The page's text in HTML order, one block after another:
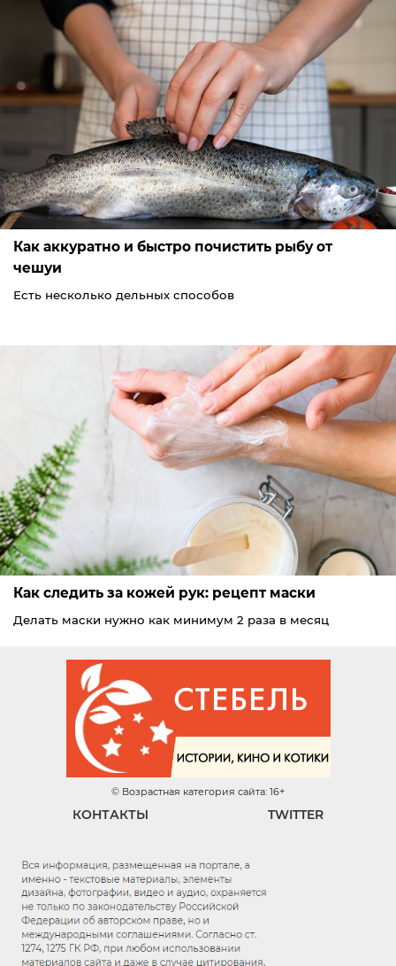
Как аккуратно и быстро почистить рыбу от
чешуи
Есть несколько дельных способов
Как следить за кожей рук: рецепт маски
Делать маски нужно как минимум 2 раза в месяц
© Возрастная категория сайта: 16+
КОНТАКТЫ TWITTER